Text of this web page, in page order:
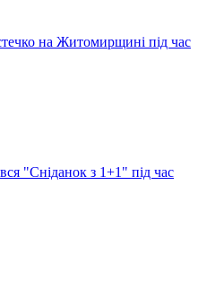
на Житомирщині під час
"Сніданок з 1+1" під час